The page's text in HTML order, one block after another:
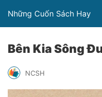
Những Cuốn Sách Hay
Bên Kia Sông
NCSH